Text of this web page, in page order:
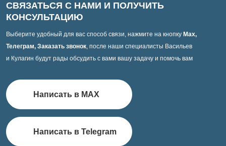
СВЯЗАТЬСЯ С НАМИ И ПОЛУЧИТЬ
КОНСУЛЬТАЦИЮ
Выберите удобный для вас способ связи, нажмите на кнопку Max,
Телеграм, Заказать звонок, после наши специалисты Васильев
и Кулагин будут рады обсудить с вами вашу задачу и помочь вам
Написать в MAX
Написать в Telegram